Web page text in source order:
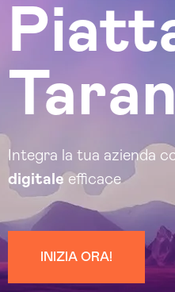
Integra la tua azienda
digitale efficace
INIZIA ORA!